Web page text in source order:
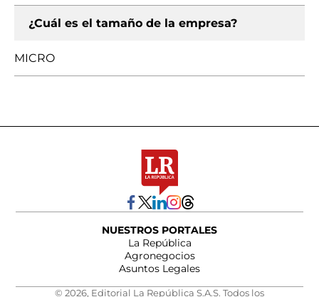
¿Cuál es el tamaño de la empresa?
MICRO
NUESTROS PORTALES
La República
Agronegocios
Asuntos Legales
© 2026, Editorial La República S.A.S. Todos los